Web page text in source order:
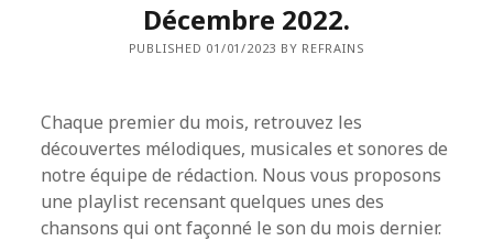
Décembre 2022.
PUBLISHED 01/01/2023 BY REFRAINS
Chaque premier du mois, retrouvez les
découvertes mélodiques, musicales et sonores de
notre équipe de rédaction. Nous vous proposons
une playlist recensant quelques unes des
chansons qui ont façonné le son du mois dernier.